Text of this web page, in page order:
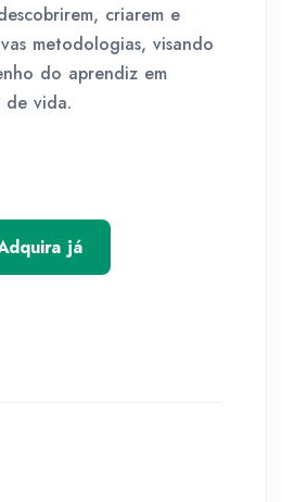
criarem e
metodologias, visando
do aprendiz em
de vida.
já